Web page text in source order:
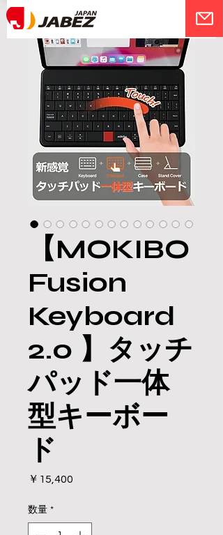
【MOKIBO
Fusion
Keyboard
2.0 】タッチ
パッド一体
型キーボー
ド
￥15,400
数量 *